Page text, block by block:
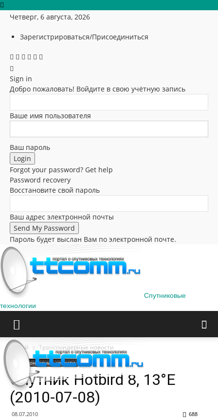
Четверг, 6 августа, 2026
Зарегистрироваться/Присоединиться
Sign in
Добро пожаловать! Войдите в свою учётную запись
Ваше имя пользователя
Ваш пароль
Forgot your password? Get help
Password recovery
Восстановите свой пароль
Ваш адрес электронной почты
Пароль будет выслан Вам по электронной почте.
Спутниковые
технологии
Домой Транспондерные новости
Транспондерные новости
Спутник Hotbird 8, 13°E
(2010-07-08)
08.07.2010 688